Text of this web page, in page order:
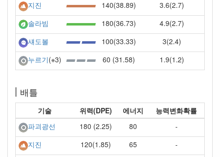
지진
140(38.89)
3.6(2.7)
솔라빔
180(36.73)
4.9(2.7)
섀도볼
100(33.33)
3(2.4)
누르기(※3) 60 (31.58) 1.9(1.2)
배틀
기술 위력(DPE) 에너지
능력변화확률
파괴광선
180 (2.25) 80
-
지진
120(1.85) 65
-